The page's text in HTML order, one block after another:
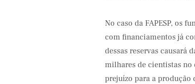
No caso da FAPESP, os
com financiamentos já
dessas reservas causará
milhares de cientistas no
prejuízo para a produção